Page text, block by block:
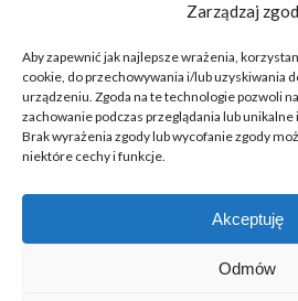
Zarządzaj
Aby zapewnić jak najlepsze wrażenia,
cookie, do przechowywania i/lub uzyskiwania
urządzeniu. Zgoda na te technologie pozwoli
zachowanie podczas przeglądania lub
Brak wyrażenia zgody lub wycofanie zgody
niektóre cechy i funkcje.
Akceptuję
Odmów
zastrzeżone | realizacja
O